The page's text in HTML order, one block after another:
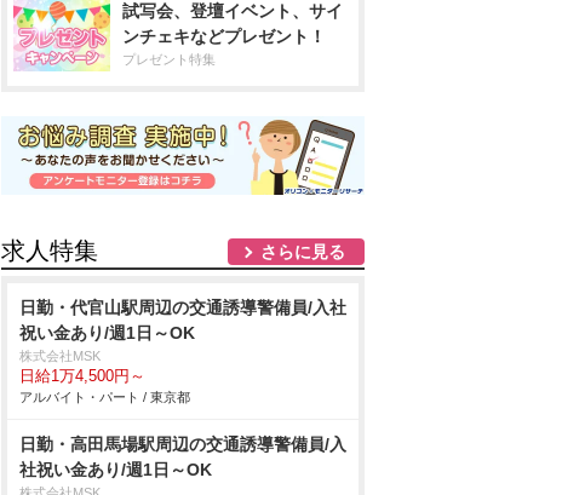
試写会、登壇イベント、サイ
ンチェキなどプレゼント！
プレゼント特集
求人特集 さらに見る
日勤・代官山駅周辺の交通誘導警備員/入社
祝い金あり/週1日～OK
株式会社MSK
日給1万4,500円～
アルバイト・パート / 東京都
日勤・高田馬場駅周辺の交通誘導警備員/入
社祝い金あり/週1日～OK